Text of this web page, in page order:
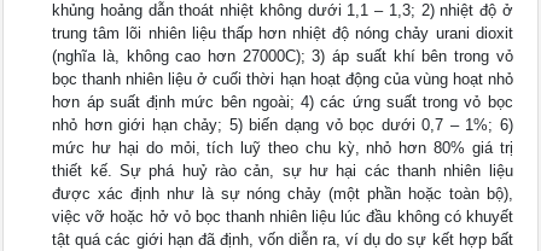
khủng hoảng dẫn thoát nhiệt không dưới 1,1 – 1,3; 2) nhiệt độ ở
trung tâm lõi nhiên liệu thấp hơn nhiệt độ nóng chảy urani dioxit
(nghĩa là, không cao hơn 27000C); 3) áp suất khí bên trong vỏ
bọc thanh nhiên liệu ở cuối thời hạn hoạt động của vùng hoạt nhỏ
hơn áp suất định mức bên ngoài; 4) các ứng suất trong vỏ bọc
nhỏ hơn giới hạn chảy; 5) biến dạng vỏ bọc dưới 0,7 – 1%; 6)
mức hư hại do mỏi, tích luỹ theo chu kỳ, nhỏ hơn 80% giá trị
thiết kế. Sự phá huỷ rào cản, sự hư hại các thanh nhiên liệu
được xác định như là sự nóng chảy (một phần hoặc toàn bộ),
việc vỡ hoặc hở vỏ bọc thanh nhiên liệu lúc đầu không có khuyết
tật quá các giới hạn đã định, vốn diễn ra, ví dụ do sự kết hợp bất